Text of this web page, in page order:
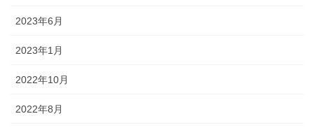
2023年6月
2023年1月
2022年10月
2022年8月